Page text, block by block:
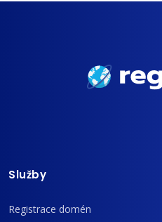
Služby
Registrace domén